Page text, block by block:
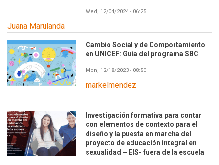
Wed, 12/04/2024 - 06:25
Juana Marulanda
Cambio Social y de Comportamiento
en UNICEF: Guía del programa SBC
Mon, 12/18/2023 - 08:50
markelmendez
Investigación formativa para contar
con elementos de contexto para el
diseño y la puesta en marcha del
proyecto de educación integral en
sexualidad – EIS- fuera de la escuela